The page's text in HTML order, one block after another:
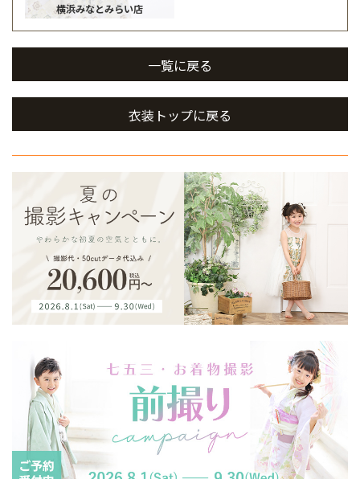
横浜みなとみらい店
一覧に戻る
衣装トップに戻る